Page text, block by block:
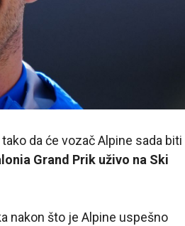
da će vozač Alpine sada biti
Grand Prik uživo na Ski
nakon što je Alpine uspešno